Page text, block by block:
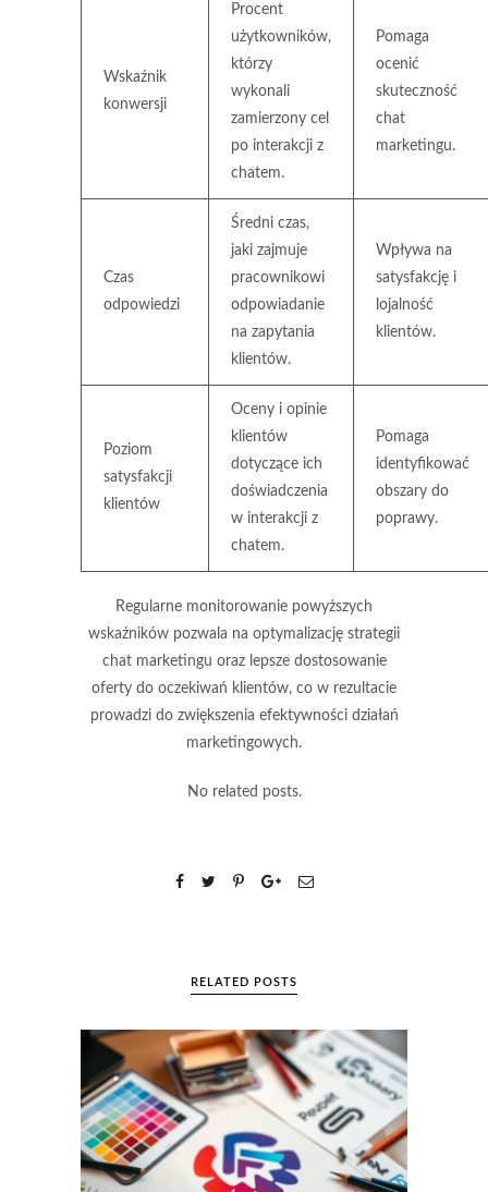
Wskaźnik
konwersji
Procent
użytkowników,
którzy
wykonali
zamierzony cel
po interakcji z
chatem.
Pomaga
ocenić
skuteczność
chat
marketingu.
Czas
odpowiedzi
Średni czas,
jaki zajmuje
pracownikowi
odpowiadanie
na zapytania
klientów.
Wpływa na
satysfakcję i
lojalność
klientów.
Poziom
satysfakcji
klientów
Oceny i opinie
klientów
dotyczące ich
doświadczenia
w interakcji z
chatem.
Pomaga
identyfikować
obszary do
poprawy.
Regularne monitorowanie powyższych
wskaźników pozwala na optymalizację strategii
chat marketingu oraz lepsze dostosowanie
oferty do oczekiwań klientów, co w rezultacie
prowadzi do zwiększenia efektywności działań
marketingowych.
No related posts.
RELATED POSTS